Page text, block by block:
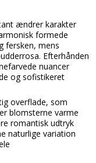
ændrer karakter
formede
fersken, mens
Efterhånden
nuancer
og sofistikeret
overflade, som
blomsterne varme
romantisk udtryk
naturlige variation